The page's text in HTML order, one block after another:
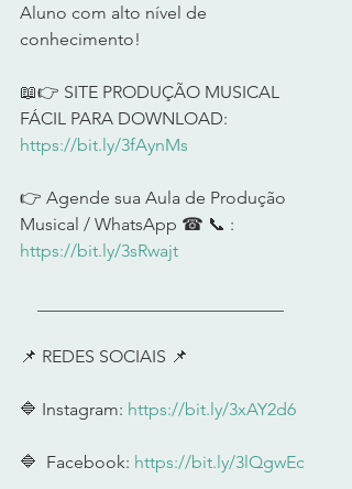
Aluno com alto nível de
conhecimento!
📖👉 SITE PRODUÇÃO MUSICAL
FÁCIL PARA DOWNLOAD:
https://bit.ly/3fAynMs
👉 Agende sua Aula de Produção
Musical / WhatsApp ☎ 📞 :
https://bit.ly/3sRwajt
📌 REDES SOCIAIS 📌
🔷 Instagram: https://bit.ly/3xAY2d6
🔷  Facebook: https://bit.ly/3lQgwEc